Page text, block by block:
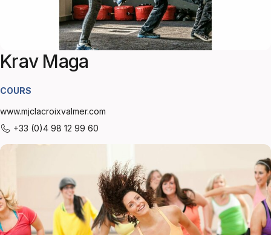
Krav Maga
COURS
www.mjclacroixvalmer.com
+33 (0)4 98 12 99 60